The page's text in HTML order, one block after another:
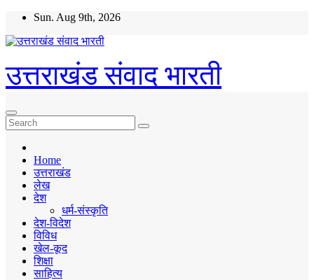
Skip
content
Sun. Aug 9th, 2026
उत्तराखंड संवाद भारती
Home
उत्तराखंड
लेख
देश
धर्म-संस्कृति
देश-विदेश
विविध
खेल-कूद
शिक्षा
साहित्य